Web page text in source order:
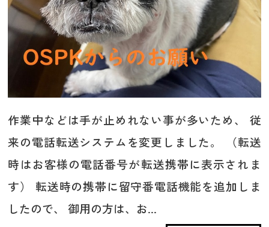
作業中などは手が止めれない事が多いため、 従
来の電話転送システムを変更しました。 （転送
時はお客様の電話番号が転送携帯に表示されま
す） 転送時の携帯に留守番電話機能を追加しま
したので、 御用の方は、お...